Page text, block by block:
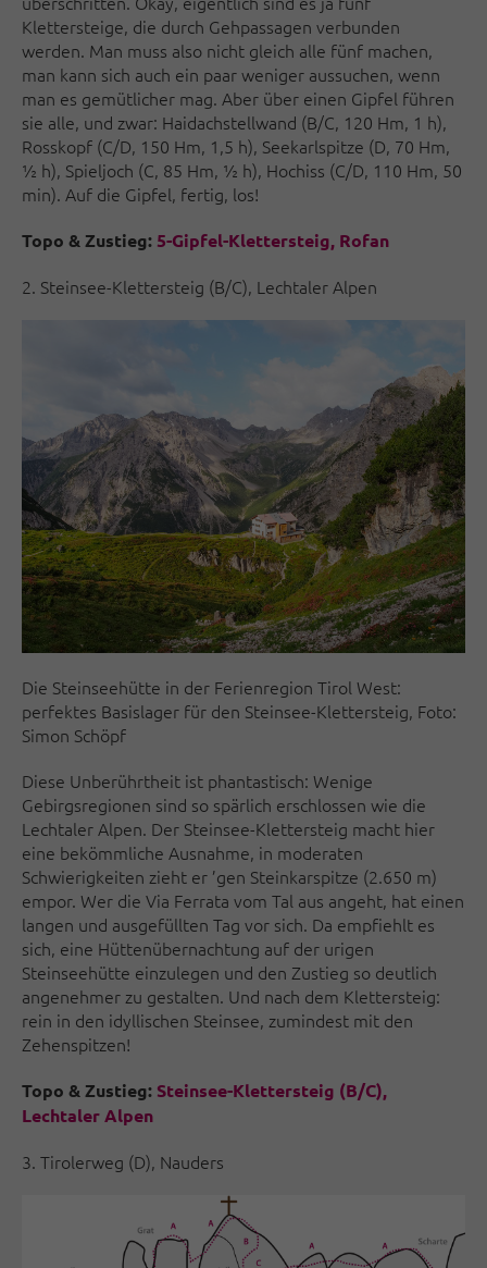
Klettersteige, die durch Gehpassagen verbunden
werden. Man muss also nicht gleich alle fünf machen,
man kann sich auch ein paar weniger aussuchen, wenn
man es gemütlicher mag. Aber über einen Gipfel führen
sie alle, und zwar: Haidachstellwand (B/C, 120 Hm, 1 h),
Rosskopf (C/D, 150 Hm, 1,5 h), Seekarlspitze (D, 70 Hm,
1⁄2 h), Spieljoch (C, 85 Hm, 1⁄2 h), Hochiss (C/D, 110 Hm, 50
min). Auf die Gipfel, fertig, los!
Topo & Zustieg: 5-Gipfel-Klettersteig, Rofan
2. Steinsee-Klettersteig (B/C), Lechtaler Alpen
Die Steinseehütte in der Ferienregion Tirol West:
perfektes Basislager für den Steinsee-Klettersteig, Foto:
Simon Schöpf
Diese Unberührtheit ist phantastisch: Wenige
Gebirgsregionen sind so spärlich erschlossen wie die
Lechtaler Alpen. Der Steinsee-Klettersteig macht hier
eine bekömmliche Ausnahme, in moderaten
Schwierigkeiten zieht er ’gen Steinkarspitze (2.650 m)
empor. Wer die Via Ferrata vom Tal aus angeht, hat einen
langen und ausgefüllten Tag vor sich. Da empfiehlt es
sich, eine Hüttenübernachtung auf der urigen
Steinseehütte einzulegen und den Zustieg so deutlich
angenehmer zu gestalten. Und nach dem Klettersteig:
rein in den idyllischen Steinsee, zumindest mit den
Zehenspitzen!
Topo & Zustieg: Steinsee-Klettersteig (B/C),
Lechtaler Alpen
3. Tirolerweg (D), Nauders